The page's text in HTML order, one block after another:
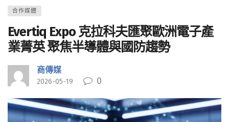
合作媒體
Evertiq Expo 克拉科夫匯聚歐洲電子產
業菁英 聚焦半導體與國防趨勢
商傳媒
2026-05-19 0